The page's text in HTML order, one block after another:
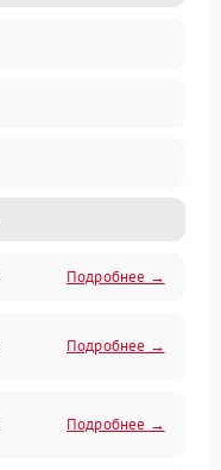
Подробнее →
Подробнее →
Подробнее →